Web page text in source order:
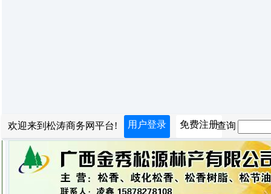
欢迎来到松涛商务网平台! 用户登录 免费注册查询：